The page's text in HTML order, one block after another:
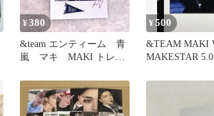
¥380
&team エンティーム 青
嵐 マキ MAKI トレ
¥500
&TEAM MAKI
MAKESTAR 5.0